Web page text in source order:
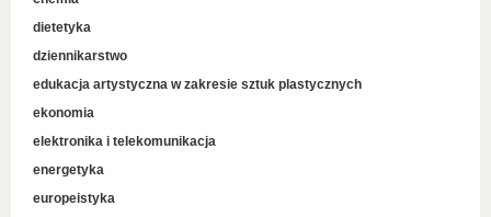
dietetyka
dziennikarstwo
edukacja artystyczna w zakresie sztuk plastycznych
ekonomia
elektronika i telekomunikacja
energetyka
europeistyka